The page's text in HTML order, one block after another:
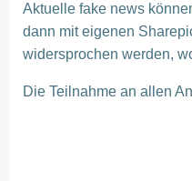
Aktuelle fake news
dann mit eigenen
widersprochen werden,
Die Teilnahme an allen